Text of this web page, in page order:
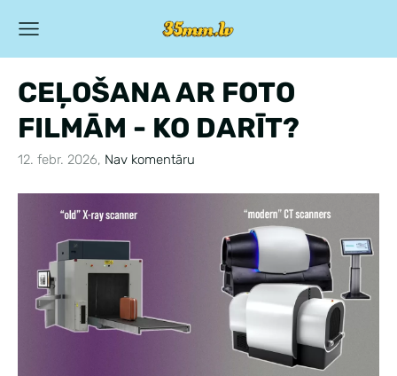
CEĻOŠANA AR FOTO
FILMĀM - KO DARĪT?
12. febr. 2026, Nav komentāru